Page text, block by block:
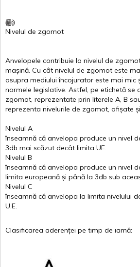
Nivelul de zgomot
Anvelopele contribuie la nivelul de
mașină. Cu cât nivelul de zgomot este
asupra mediului încojurator este mai mic
normele legislative. Astfel, pe etichetă se
zgomot, reprezentate prin literele A, B
reprezenta nivelurile de zgomot, afișate și
Nivelul A
înseamnă că anvelopa produce un nivel
3db mai scăzut decât limita UE.
Nivelul B
înseamnă că anvelopa produce un nivel
limita europeană și până la 3db sub
Nivelul C
înseamnă că anvelopa la limita nivelului
U.E.
Clasificarea aderenței pe timp de iarnă: